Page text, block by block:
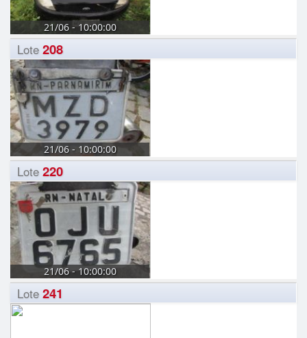
21/06 - 10:00:00
Lote 208
21/06 - 10:00:00
Lote 220
21/06 - 10:00:00
Lote 241